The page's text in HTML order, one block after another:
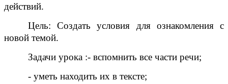
действий.
Цель: Создать условия для ознакомления с
новой темой.
Задачи урока :- вспомнить все части речи;
- уметь находить их в тексте;